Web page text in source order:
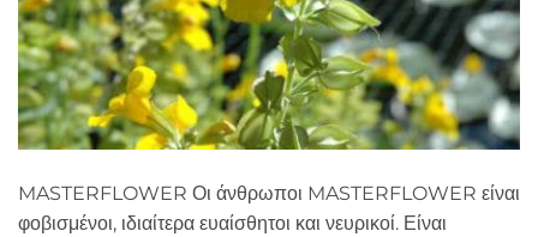
MASTERFLOWER Οι άνθρωποι MASTERFLOWER είναι
φοβισμένοι, ιδιαίτερα ευαίσθητοι και νευρικοί. Είναι